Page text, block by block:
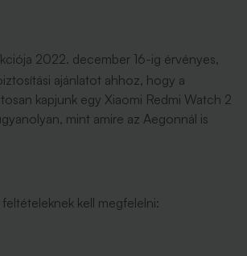
2022. december 16-ig érvényes,
ajánlatot ahhoz, hogy a
kapjunk egy Xiaomi Redmi Watch 2
mint amire az Aegonnál is
kell megfelelni: